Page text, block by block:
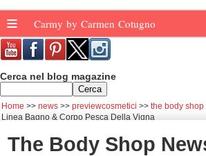
≡ Carmy by Carmen Cotugno
Cerca nel blog magazine
Home news previewcosmetici the body shop
Linea Bagno & Corpo Pesca Della Vigna
The Body Shop